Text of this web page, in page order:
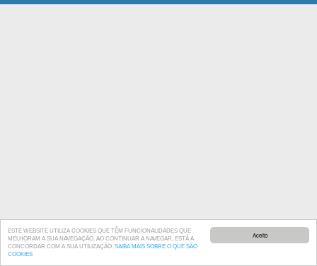
Aceito
ESTE WEBSITE UTILIZA COOKIES QUE TÊM FUNCIONALIDADES QUE
MELHORAM A SUA NAVEGAÇÃO. AO CONTINUAR A NAVEGAR, ESTÁ A
CONCORDAR COM A SUA UTILIZAÇÃO. SAIBA MAIS SOBRE O QUE SÃO
COOKIES